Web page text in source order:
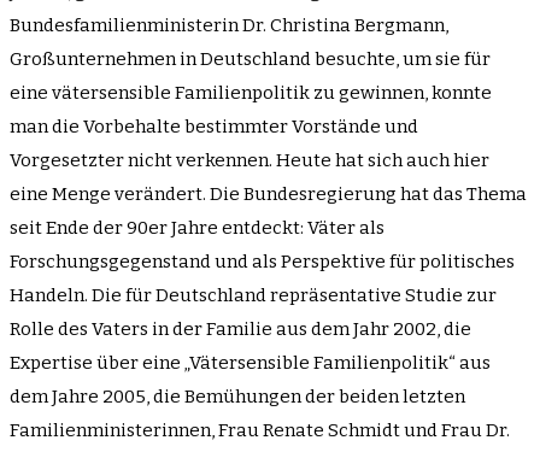
Bundesfamilienministerin Dr. Christina Bergmann,
Großunternehmen in Deutschland besuchte, um sie für
eine vätersensible Familienpolitik zu gewinnen, konnte
man die Vorbehalte bestimmter Vorstände und
Vorgesetzter nicht verkennen. Heute hat sich auch hier
eine Menge verändert. Die Bundesregierung hat das Thema
seit Ende der 90er Jahre entdeckt: Väter als
Forschungsgegenstand und als Perspektive für politisches
Handeln. Die für Deutschland repräsentative Studie zur
Rolle des Vaters in der Familie aus dem Jahr 2002, die
Expertise über eine „Vätersensible Familienpolitik“ aus
dem Jahre 2005, die Bemühungen der beiden letzten
Familienministerinnen, Frau Renate Schmidt und Frau Dr.